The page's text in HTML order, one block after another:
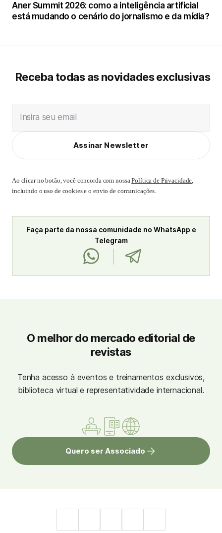
Aner Summit 2026: como a inteligência artificial
está mudando o cenário do jornalismo e da mídia?
Receba todas as novidades exclusivas
Insira seu email
Assinar Newsletter
Ao clicar no botão, você concorda com nossaPolítica de Privacidade,
incluindo o uso de cookies e o envio de comunicações.
Faça parte da nossa comunidade no WhatsApp e
Telegram
O melhor do mercado editorial de
revistas
Tenha acesso à eventos e treinamentos exclusivos,
biblioteca virtual e representatividade internacional.
Quero ser Associado